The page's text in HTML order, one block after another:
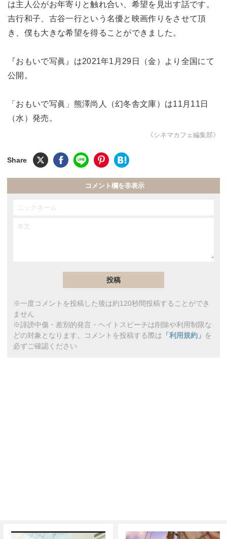
は主人公がお年寄りと触れ合い、希望を見出す話です。
吉行和子、古谷一行という名優と映画作りをさせて頂
き、僕も大きな希望を得ることができました。
『おもいで写眞』は2021年1月29日（金）より全国にて
公開。
「おもいで写眞」熊澤尚人（幻冬舎文庫）は11月11日
（水）発売。
《シネマカフェ編集部》
コメント欄を非表示
※一度コメントを投稿した後は約120秒間投稿することができ
ません
※誹謗中傷・差別的発言・ヘイトスピーチは削除や利用制限な
どの対象となります。コメントを投稿する際は 「利用規約」 を
必ずご確認ください